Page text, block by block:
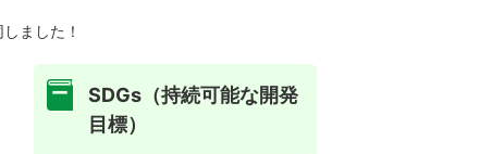
ました！
SDGs（持続可能な開発
目標）